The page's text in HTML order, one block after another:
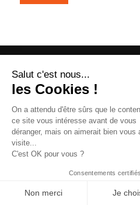
Ce site utilise des cookies. En
Salut c'est nous...
les Cookies !
On a attendu d'être sûrs que le
ce site vous intéresse avant de vous
déranger, mais on aimerait bien vous
visite...
C'est OK pour vous ?
Consentements
Non merci Je